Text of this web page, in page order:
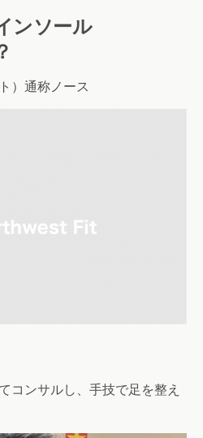
ンソール
）通称ノース
コンサルし、手技で足を整え